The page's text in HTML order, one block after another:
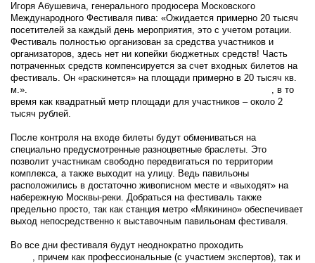
Игоря Абушевича, генерального продюсера Московского
Международного Фестиваля пива: «Ожидается примерно 20 тысяч
посетителей за каждый день мероприятия, это с учетом ротации.
Фестиваль полностью организован за средства участников и
организаторов, здесь нет ни копейки бюджетных средств! Часть
потраченных средств компенсируется за счет входных билетов на
фестиваль. Он «раскинется» на площади примерно в 20 тысяч кв.
м.».
, в то
время как квадратный метр площади для участников – около 2
тысяч рублей.
После контроля на входе билеты будут обмениваться на
специально предусмотренные разноцветные браслеты. Это
позволит участникам свободно передвигаться по территории
комплекса, а также выходит на улицу. Ведь павильоны
расположились в достаточно живописном месте и «выходят» на
набережную Москвы-реки. Добраться на фестиваль также
предельно просто, так как станция метро «Мякинино» обеспечивает
выход непосредственно к выставочным павильонам фестиваля.
Во все дни фестиваля будут неоднократно проходить
, причем как профессиональные (с участием экспертов), так и